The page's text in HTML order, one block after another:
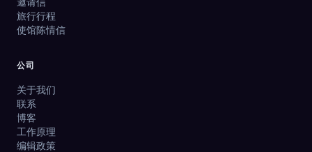
旅行行程
使馆陈情信
公司
关于我们
联系
博客
工作原理
编辑政策